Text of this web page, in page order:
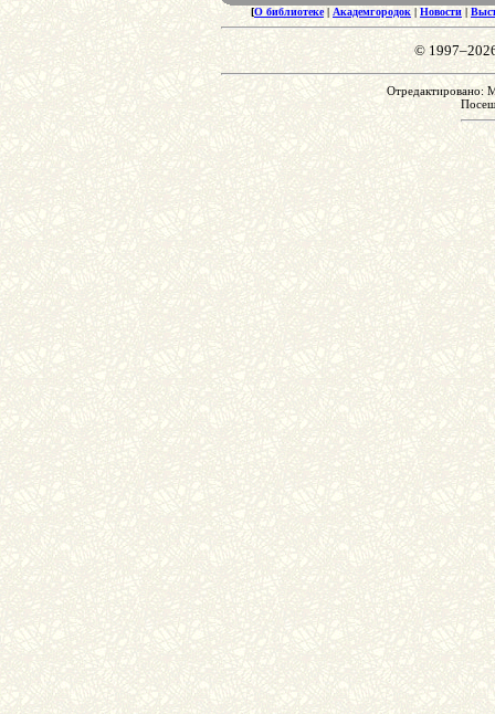
[О библиотеке| Академгородок |Новости|
©
Отредактировано: